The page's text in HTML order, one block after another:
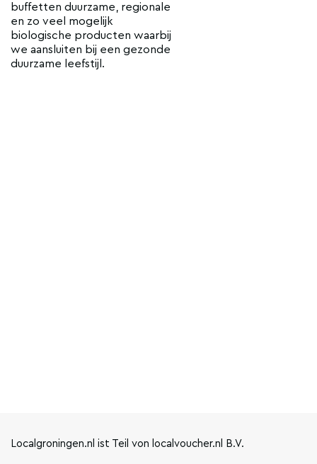
buffetten duurzame, regionale
en zo veel mogelijk
biologische producten waarbij
we aansluiten bij een gezonde
duurzame leefstijl.
Localgroningen.nl ist Teil von localvoucher.nl B.V.